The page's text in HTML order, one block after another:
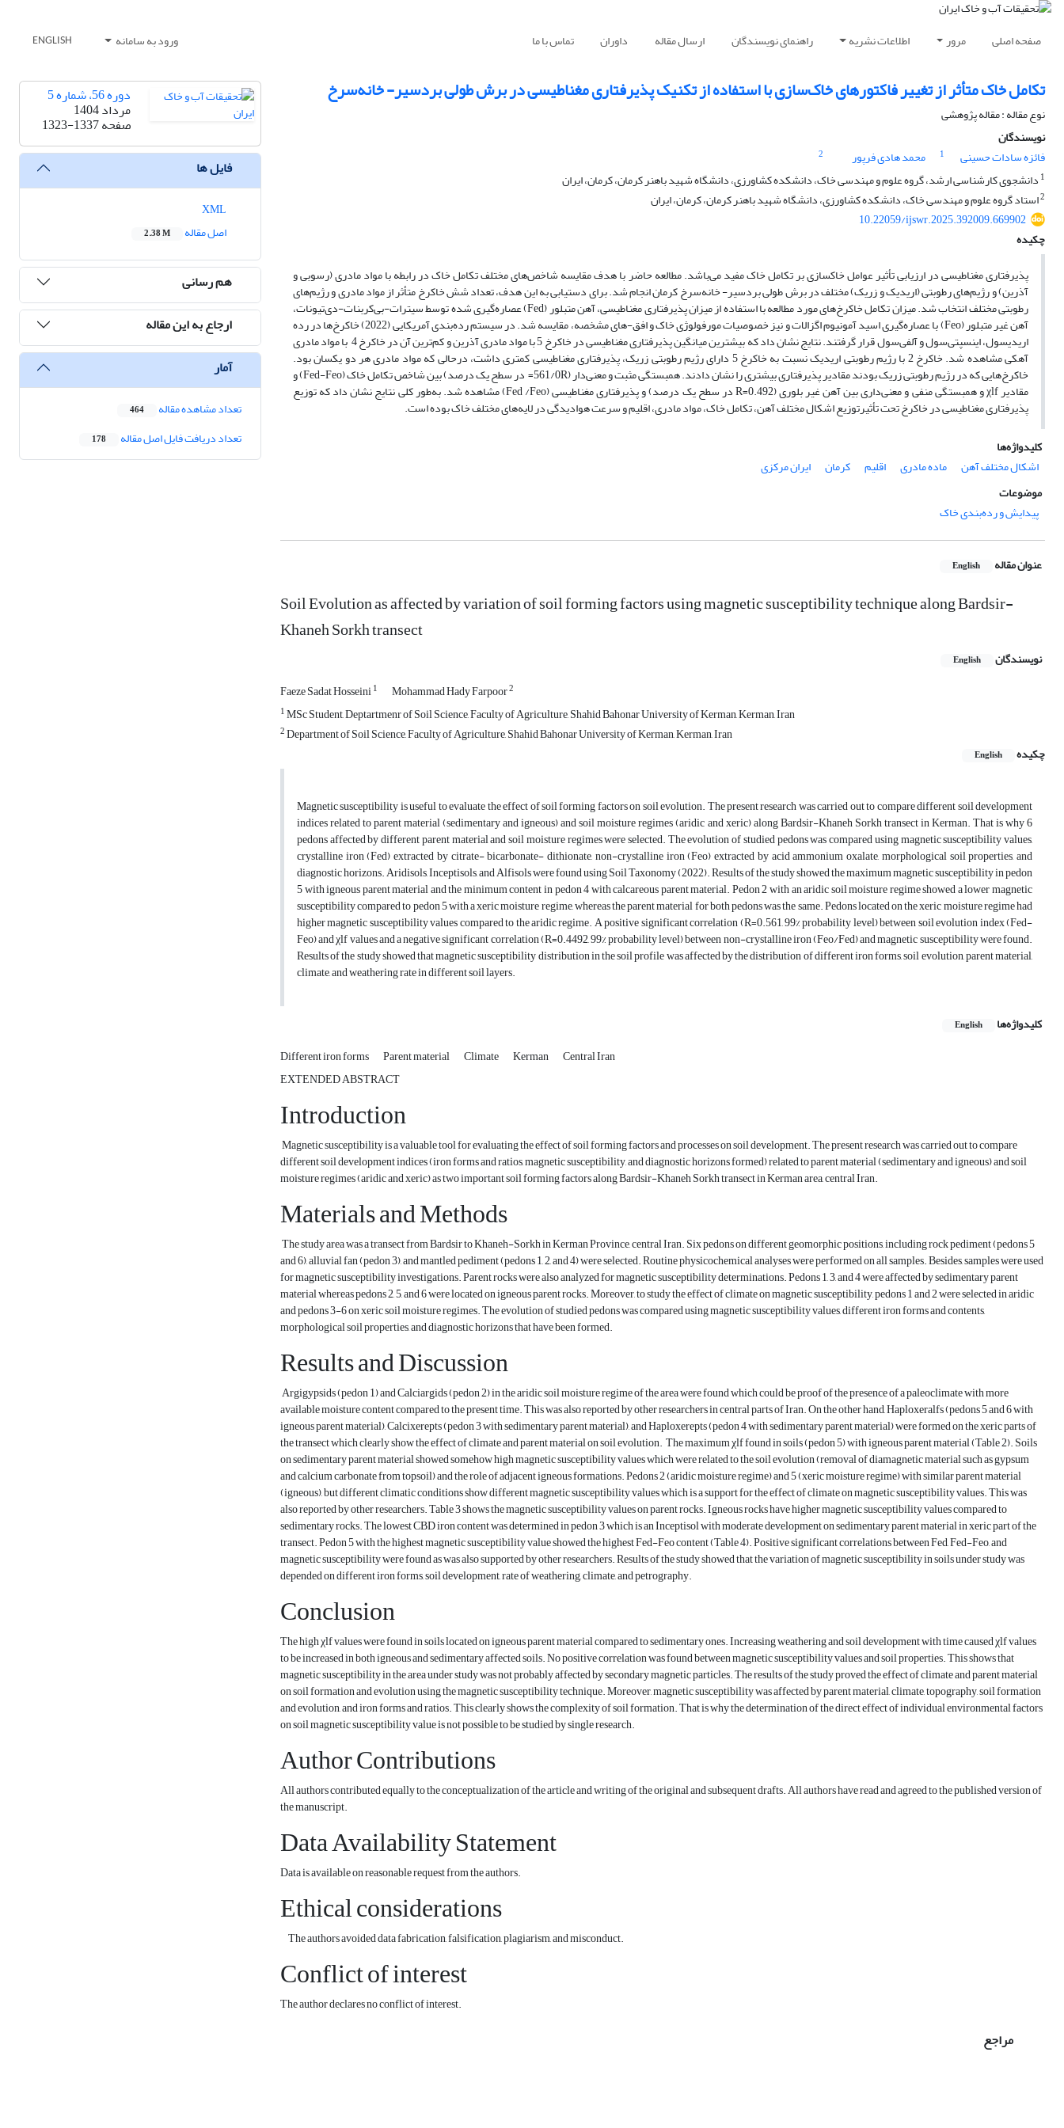
صفحه اصلی مرور اطلاعات نشریه راهنمای نویسندگان ارسال مقاله داوران تماس با ما ورود به سامانه ENGLISH
تکامل خاک متأثر از تغییر فاکتورهای خاک‌سازی با استفاده از تکنیک پذیرفتاری مغناطیسی در برش طولی بردسیر- خانه‌سرخ
نوع مقاله : مقاله پژوهشی
نویسندگان
فائزه سادات حسینی
1 محمد هادی فرپور
2
1 دانشجوی کارشناسی ارشد، گروه علوم و مهندسی خاک، دانشکده کشاورزی، دانشگاه شهید باهنر کرمان، کرمان، ایران
2استاد گروه علوم و مهندسی خاک، دانشکده کشاورزی، دانشگاه شهید باهنر کرمان، کرمان، ایران
10.22059/ijswr.2025.392009.669902
چکیده
پذیرفتاری مغناطیسی در ارزیابی تأثیر عوامل خاکسازی بر تکامل خاک مفید می‌باشد. مطالعه حاضر با هدف مقایسه شاخص‌های مختلف تکامل خاک در رابطه با مواد مادری (رسوبی و
آذرین) و رژیم‌های رطوبتی (اریدیک و زریک) مختلف در برش طولی بردسیر- خانه‌سرخ کرمان انجام شد. برای دستیابی به این هدف، تعداد شش خاکرخ متأثر از مواد مادری و رژیم‌های
رطوبتی مختلف انتخاب شد. میزان تکامل خاکرخ‌های مورد مطالعه با استفاده از میزان پذیرفتاری مغناطیسی، آهن متبلور (Fed) عصاره‌گیری شده توسط سیترات-بی‌کربنات-دی‌تیونات،
آهن غیر متبلور (Feo) با عصاره‌گیری اسید آمونیوم اگزالات و نیز خصوصیات مورفولوژی خاک و افق-های مشخصه، مقایسه شد. در سیستم رده‌بندی آمریکایی (2022) خاکرخ‌ها در رده
اریدیسول، اینسپتی‌سول و آلفی‌سول قرار گرفتند. نتایج نشان داد که بیشترین میانگین پذیرفتاری مغناطیسی در خاکرخ 5 با مواد مادری آذرین و کم‌ترین آن در خاکرخ 4 با مواد مادری
آهکی مشاهده شد. خاکرخ 2 با رژیم رطوبتی اریدیک نسبت به خاکرخ 5 دارای رژیم رطوبتی زریک، پذیرفتاری مغناطیسی کمتری داشت، در‌حالی که مواد مادری هر دو یکسان بود.
خاکرخ‌هایی که در رژیم رطوبتی زریک بودند مقادیر پذیرفتاری بیشتری را نشان دادند. همبستگی مثبت و معنی‌دار (561/0R= در سطح یک درصد) بین شاخص تکامل خاک (Fed-Feo) و
مقادیر χlf و همبستگی منفی و معنی‌داری بین آهن غیر بلوری (R=0.492 در سطح یک درصد) و پذیرفتاری مغناطیسی (Fed /Feo) مشاهده شد. به‌طور کلی نتایج نشان داد که توزیع
پذیرفتاری مغناطیسی در خاکرخ تحت تأثیرتوزیع اشکال مختلف آهن، تکامل خاک، مواد مادری، اقلیم و سرعت هوادیدگی در لایه‌های مختلف خاک بوده است.
کلیدواژه‌ها
اشکال مختلف آهن
ماده مادری اقلیم کرمان
ایران مرکزی
موضوعات
پیدایش و رده‌بندی خاک
عنوان مقاله English
Soil Evolution as affected by variation of soil forming factors using magnetic susceptibility technique along Bardsir-
Khaneh Sorkh transect
نویسندگان English
Faeze Sadat Hosseini1 Mohammad Hady Farpoor2
1MSc Student, Deptartmenr of Soil Science, Faculty of Agriculture, Shahid Bahonar University of Kerman, Kerman, Iran
2Department of Soil Science, Faculty of Agriculture, Shahid Bahonar University of Kerman, Kerman, Iran
چکیده
English
Magnetic susceptibility is useful to evaluate the effect of soil forming factors on soil evolution. The present research was carried out to compare different soil development
indices related to parent material (sedimentary and igneous) and soil moisture regimes (aridic and xeric) along Bardsir-Khaneh Sorkh transect in Kerman. That is why 6
pedons affected by different parent material and soil moisture regimes were selected. The evolution of studied pedons was compared using magnetic susceptibility values,
crystalline iron (Fed) extracted by citrate- bicarbonate- dithionate, non-crystalline iron (Feo) extracted by acid ammonium oxalate, morphological soil properties, and
diagnostic horizons. Aridisols, Inceptisols, and Alfisols were found using Soil Taxonomy (2022). Results of the study showed the maximum magnetic susceptibility in pedon
5 with igneous parent material and the minimum content in pedon 4 with calcareous parent material. Pedon 2 with an aridic soil moisture regime showed a lower magnetic
susceptibility compared to pedon 5 with a xeric moisture regime, whereas the parent material for both pedons was the same. Pedons located on the xeric moisture regime had
higher magnetic susceptibility values compared to the aridic regime. A positive significant correlation (R=0.561, 99% probability level) between soil evolution index (Fed-
Feo) and χlf values and a negative significant correlation (R=0.4492, 99% probability level) between non-crystalline iron (Feo/Fed) and magnetic susceptibility were found.
Results of the study showed that magnetic susceptibility distribution in the soil profile was affected by the distribution of different iron forms, soil evolution, parent material,
climate, and weathering rate in different soil layers.
کلیدواژه‌ها English
Different iron forms Parent material Climate Kerman
Central Iran
EXTENDED ABSTRACT
Introduction
Magnetic susceptibility is a valuable tool for evaluating the effect of soil forming factors and processes on soil development. The present research was carried out to compare
different soil development indices (iron forms and ratios, magnetic susceptibility, and diagnostic horizons formed) related to parent material (sedimentary and igneous) and soil
moisture regimes (aridic and xeric) as two important soil forming factors along Bardsir-Khaneh Sorkh transect in Kerman area, central Iran.
Materials and Methods
The study area was a transect from Bardsir to Khaneh-Sorkh in Kerman Province, central Iran. Six pedons on different geomorphic positions, including rock pediment (pedons 5
and 6), alluvial fan (pedon 3), and mantled pediment (pedons 1, 2, and 4) were selected. Routine physicochemical analyses were performed on all samples. Besides, samples were used
for magnetic susceptibility investigations. Parent rocks were also analyzed for magnetic susceptibility determinations. Pedons 1, 3, and 4 were affected by sedimentary parent
material whereas pedons 2, 5, and 6 were located on igneous parent rocks. Moreover, to study the effect of climate on magnetic susceptibility, pedons 1 and 2 were selected in aridic
and pedons 3-6 on xeric soil moisture regimes. The evolution of studied pedons was compared using magnetic susceptibility values, different iron forms and contents,
morphological soil properties, and diagnostic horizons that have been formed.
Results and Discussion
Argigypsids (pedon 1) and Calciargids (pedon 2) in the aridic soil moisture regime of the area were found which could be proof of the presence of a paleoclimate with more
available moisture content compared to the present time. This was also reported by other researchers in central parts of Iran. On the other hand, Haploxeralfs (pedons 5 and 6 with
igneous parent material), Calcixerepts (pedon 3 with sedimentary parent material), and Haploxerepts (pedon 4 with sedimentary parent material) were formed on the xeric parts of
the transect which clearly show the effect of climate and parent material on soil evolution. The maximum χlf found in soils (pedon 5) with igneous parent material (Table 2). Soils
on sedimentary parent material showed somehow high magnetic susceptibility values which were related to the soil evolution (removal of diamagnetic material such as gypsum
and calcium carbonate from topsoil) and the role of adjacent igneous formations. Pedons 2 (aridic moisture regime) and 5 (xeric moisture regime) with similar parent material
(igneous), but different climatic conditions show different magnetic susceptibility values which is a support for the effect of climate on magnetic susceptibility values. This was
also reported by other researchers. Table 3 shows the magnetic susceptibility values on parent rocks. Igneous rocks have higher magnetic susceptibility values compared to
sedimentary rocks. The lowest CBD iron content was determined in pedon 3 which is an Inceptisol with moderate development on sedimentary parent material in xeric part of the
transect. Pedon 5 with the highest magnetic susceptibility value showed the highest Fed-Feo content (Table 4). Positive significant correlations between Fed, Fed-Feo, and
magnetic susceptibility were found as was also supported by other researchers. Results of the study showed that the variation of magnetic susceptibility in soils under study was
depended on different iron forms, soil development, rate of weathering, climate, and petrography.
Conclusion
The high χlf values were found in soils located on igneous parent material compared to sedimentary ones. Increasing weathering and soil development with time caused χlf values
to be increased in both igneous and sedimentary affected soils. No positive correlation was found between magnetic susceptibility values and soil properties. This shows that
magnetic susceptibility in the area under study was not probably affected by secondary magnetic particles. The results of the study proved the effect of climate and parent material
on soil formation and evolution using the magnetic susceptibility technique. Moreover, magnetic susceptibility was affected by parent material, climate, topography, soil formation
and evolution, and iron forms and ratios. This clearly shows the complexity of soil formation. That is why the determination of the direct effect of individual environmental factors
on soil magnetic susceptibility value is not possible to be studied by single research.
Author Contributions
All authors contributed equally to the conceptualization of the article and writing of the original and subsequent drafts. All authors have read and agreed to the published version of
the manuscript.
Data Availability Statement
Data is available on reasonable request from the authors.
Ethical considerations
The authors avoided data fabrication, falsification, plagiarism, and misconduct.
Conflict of interest
The author declares no conflict of interest.
مراجع
دوره 56، شماره 5
مرداد 1404
صفحه1323-1337
فایل ها
اصل مقاله
2.38 M
هم رسانی
ارجاع به این مقاله
آمار
تعداد مشاهده مقاله 464
تعداد دریافت فایل اصل مقاله 178